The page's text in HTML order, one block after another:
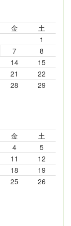
金
土
1
7
8
14
15
21
22
28
29
金
土
4
5
11
12
18
19
25
26